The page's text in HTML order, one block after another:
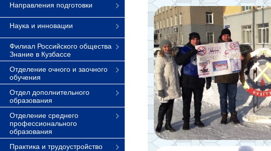
Направления подготовки
Наука и инновации
Филиал Российского общества
Знание в Кузбассе
Отделение очного и заочного
обучения
Отдел дополнительного
образования
Отделение среднего
профессионального
образования
Практика и трудоустройство